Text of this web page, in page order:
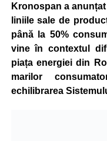
Kronospan a
liniile sale de
până la 50%
vine în contextul
piața energiei din
marilor
echilibrarea